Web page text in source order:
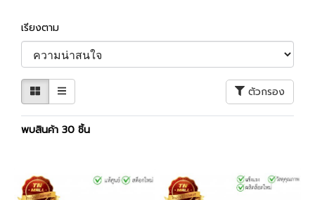
เรียงตาม
ตัวกรอง
พบสินค้า 30 ชิ้น